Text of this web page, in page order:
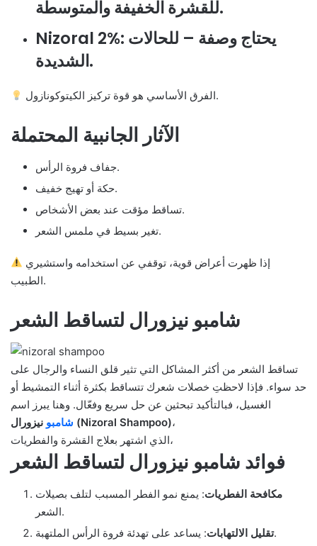
للقشرة الخفيفة والمتوسطة.
Nizoral 2%: يحتاج وصفة – للحالات
الشديدة.
الفرق الأساسي هو قوة تركيز الكيتوكونازول.
الآثار الجانبية المحتملة
جفاف فروة الرأس.
حكة أو تهيج خفيف.
تساقط مؤقت عند بعض الأشخاص.
تغير بسيط في ملمس الشعر.
الطبيب.
شامبو نيزورال لتساقط الشعر
تساقط الشعر من أكثر المشاكل التي تثير قلق النساء والرجال على
حد سواء. فإذا لاحظتِ خصلات شعرك تتساقط بكثرة أثناء التمشيط أو
الغسيل، فبالتأكيد تبحثين عن حل سريع وفعّال. وهنا يبرز اسم
شامبو نيزورال (Nizoral Shampoo)،
الذي اشتهر بعلاج القشرة والفطريات،
فوائد شامبو نيزورال لتساقط الشعر
مكافحة الفطريات: يمنع نمو الفطر المسبب لتلف بصيلات
الشعر.
تقليل الالتهابات: يساعد على تهدئة فروة الرأس الملتهبة.